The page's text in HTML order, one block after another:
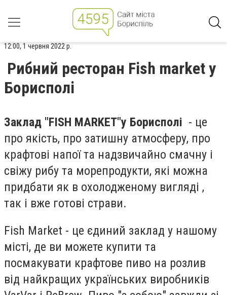
12:00, 1 червня 2022 р.
Рибний ресторан Fish market у
Борисполі
Заклад "FISH MARKET"у Борисполі - це
про якість, про затишну атмосферу, про
крафтові напої та надзвичайно смачну і
свіжу рибу та морепродукти, які можна
придбати як в охолодженому вигляді ,
так і вже готові страви.
Fish Market - це єдиний заклад у нашому
місті, де ви можете купити та
посмакувати крафтове пиво на розлив
від найкращих українських виробників